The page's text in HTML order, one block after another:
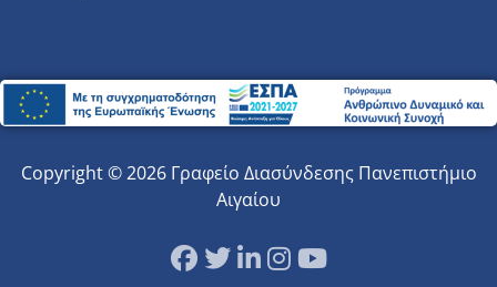
Copyright © 2026 Γραφείο Διασύνδεσης Πανεπιστήμιο
Αιγαίου